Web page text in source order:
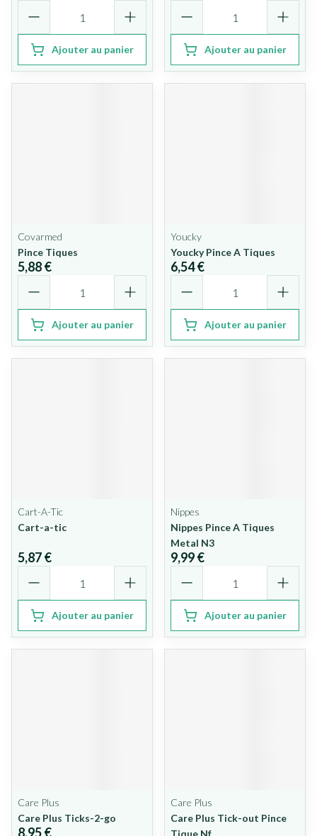
Ajouter au panier Ajouter au panier
Covarmed
Pince Tiques
5,88 €
Ajouter au panier
Youcky
Youcky Pince A Tiques
6,54 €
Ajouter au panier
Cart-A-Tic
Cart-a-tic
5,87 €
Ajouter au panier
Nippes
Nippes Pince A Tiques
Metal N3
9,99 €
Ajouter au panier
Care Plus
Care Plus Ticks-2-go
8,95 €
Care Plus
Care Plus Tick-out Pince
Tique Nf